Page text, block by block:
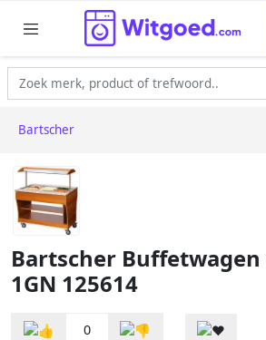
Bartscher
Bartscher Buffetwagen
1GN 125614
0